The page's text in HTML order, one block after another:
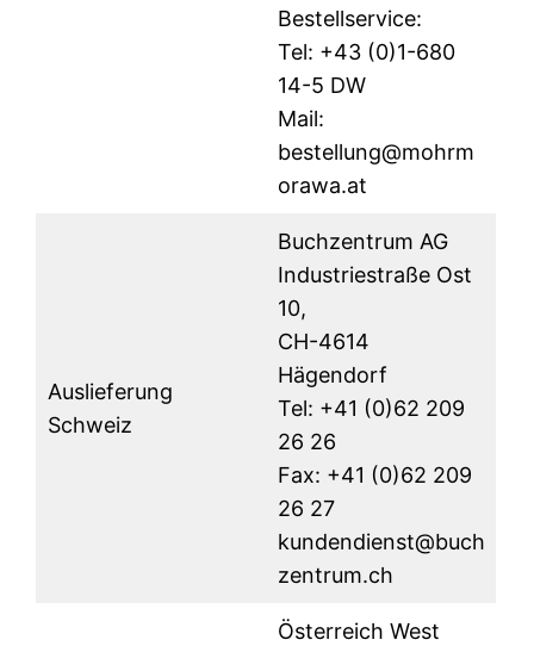
Bestellservice:
Tel: +43 (0)1-680
14-5 DW
Mail:
bestellung@mohrm
orawa.at
Auslieferung
Schweiz
Buchzentrum AG
Industriestraße Ost
10,
CH-4614
Hägendorf
Tel: +41 (0)62 209
26 26
Fax: +41 (0)62 209
26 27
kundendienst@buch
zentrum.ch
Österreich West